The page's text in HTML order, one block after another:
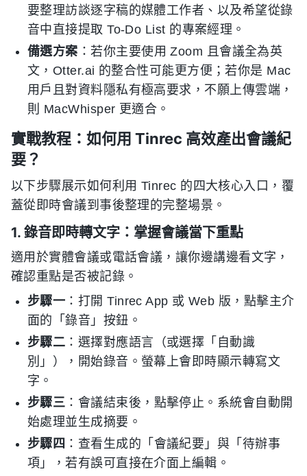
要整理訪談逐字稿的媒體工作者、以及希望從錄
音中直接提取 To-Do List 的專案經理。
備選方案 ：若你主要使用 Zoom 且會議全為英
文，Otter.ai 的整合性可能更方便；若你是 Mac
用戶且對資料隱私有極高要求，不願上傳雲端，
則 MacWhisper 更適合。
實戰教程：如何用 Tinrec 高效產出會議紀
要？
以下步驟展示如何利用 Tinrec 的四大核心入口，覆
蓋從即時會議到事後整理的完整場景。
1. 錄音即時轉文字：掌握會議當下重點
適用於實體會議或電話會議，讓你邊講邊看文字，
確認重點是否被記錄。
步驟一 ：打開 Tinrec App 或 Web 版，點擊主介
面的「錄音」按鈕。
步驟二 ：選擇對應語言（或選擇「自動識
別」），開始錄音。螢幕上會即時顯示轉寫文
字。
步驟三 ：會議結束後，點擊停止。系統會自動開
始處理並生成摘要。
步驟四 ：查看生成的「會議紀要」與「待辦事
項」，若有誤可直接在介面上編輯。